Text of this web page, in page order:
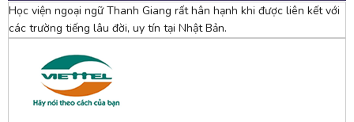
Học viện ngoại ngữ Thanh Giang rất hân hạnh khi được liên kết với
các trường tiếng lâu đời, uy tín tại Nhật Bản.